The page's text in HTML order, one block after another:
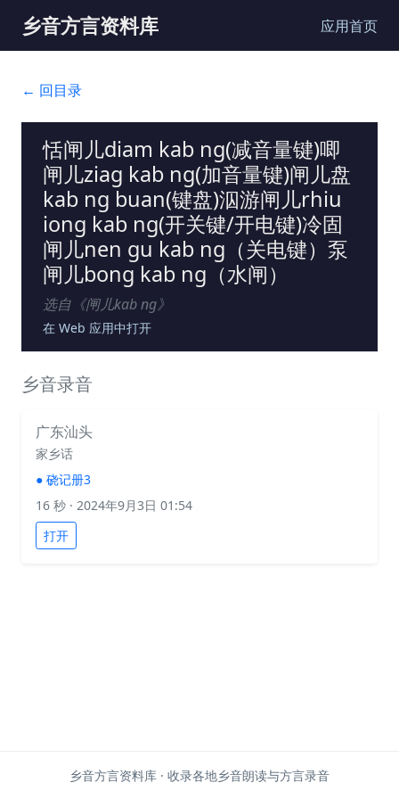
乡音方言资料库 应用首页
← 回目录
恬闸儿diam kab ng(减音量键)唧
闸儿ziag kab ng(加音量键)闸儿盘
kab ng buan(键盘)泅游闸儿rhiu
iong kab ng(开关键/开电键)冷固
闸儿nen gu kab ng（关电键）泵
闸儿bong kab ng（水闸）
选自《闸儿kab ng》
在 Web 应用中打开
乡音录音
广东汕头
家乡话
● 硗记册3
16 秒 · 2024年9月3日 01:54
打开
乡音方言资料库 · 收录各地乡音朗读与方言录音